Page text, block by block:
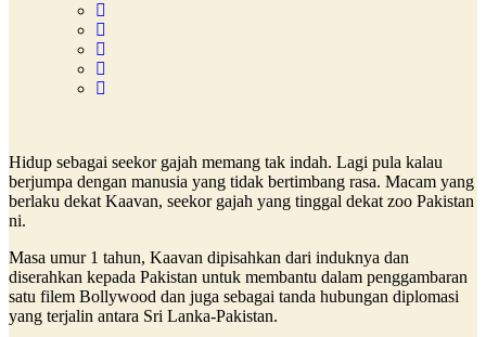
Hidup sebagai seekor gajah memang tak indah. Lagi pula kalau
berjumpa dengan manusia yang tidak bertimbang rasa. Macam yang
berlaku dekat Kaavan, seekor gajah yang tinggal dekat zoo Pakistan
ni.
Masa umur 1 tahun, Kaavan dipisahkan dari induknya dan
diserahkan kepada Pakistan untuk membantu dalam penggambaran
satu filem Bollywood dan juga sebagai tanda hubungan diplomasi
yang terjalin antara Sri Lanka-Pakistan.